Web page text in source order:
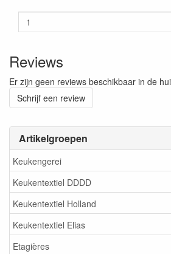
Artikelgroepen
Keukengerei
Keukentextiel DDDD
Keukentextiel Holland
Keukentextiel Elias
Etagières
Reviews
Er zijn geen reviews beschikbaar in de
Schrijf een review